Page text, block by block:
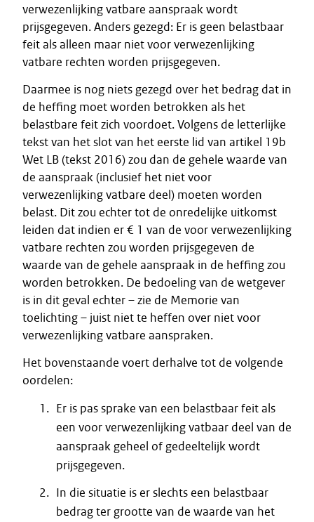
verwezenlijking vatbare aanspraak wordt
prijsgegeven. Anders gezegd: Er is geen belastbaar
feit als alleen maar niet voor verwezenlijking
vatbare rechten worden prijsgegeven.
Daarmee is nog niets gezegd over het bedrag dat in
de heffing moet worden betrokken als het
belastbare feit zich voordoet. Volgens de letterlijke
tekst van het slot van het eerste lid van artikel 19b
Wet LB (tekst 2016) zou dan de gehele waarde van
de aanspraak (inclusief het niet voor
verwezenlijking vatbare deel) moeten worden
belast. Dit zou echter tot de onredelijke uitkomst
leiden dat indien er € 1 van de voor verwezenlijking
vatbare rechten zou worden prijsgegeven de
waarde van de gehele aanspraak in de heffing zou
worden betrokken. De bedoeling van de wetgever
is in dit geval echter – zie de Memorie van
toelichting – juist niet te heffen over niet voor
verwezenlijking vatbare aanspraken.
Het bovenstaande voert derhalve tot de volgende
oordelen:
Er is pas sprake van een belastbaar feit als
een voor verwezenlijking vatbaar deel van de
aanspraak geheel of gedeeltelijk wordt
prijsgegeven.
In die situatie is er slechts een belastbaar
bedrag ter grootte van de waarde van het